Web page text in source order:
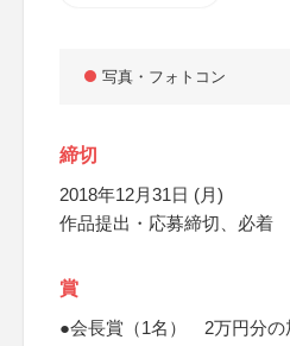
写真・フォトコン
締切
2018年12月31日 (月)
作品提出・応募締切、必着
賞
●会長賞（1名） 2万円分の